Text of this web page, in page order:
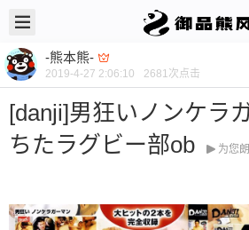
-熊本熊-
2019-4-27 2:06:10 2681次点击
[danji]男狂いノンケラ
ちたラグビー部ob
为您
-熊本熊- @ 御品熊风